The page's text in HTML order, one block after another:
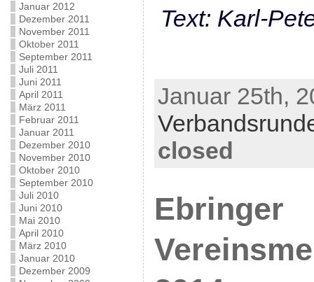
Januar 2012
Dezember 2011
November 2011
Oktober 2011
September 2011
Juli 2011
Juni 2011
April 2011
März 2011
Februar 2011
Januar 2011
Dezember 2010
November 2010
Oktober 2010
September 2010
Juli 2010
Juni 2010
Mai 2010
April 2010
März 2010
Januar 2010
Dezember 2009
Text: Karl-
Januar 25th,
closed
Ebringer